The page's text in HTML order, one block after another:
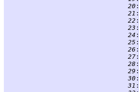
  20
:
  21
:
  22
:
  23
:
  24
:
  25
:
  26
:
  27
:
  28
:
  29
:
  30
:
  31
: